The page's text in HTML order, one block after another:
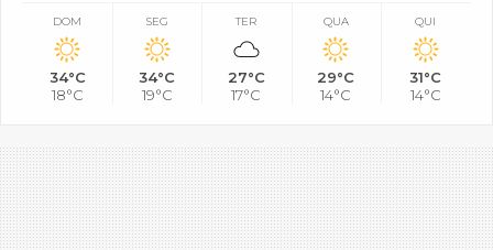
DOM
34°C
18°C
SEG
34°C
19°C
TER
27°C
17°C
QUA
29°C
14°C
QUI
31°C
14°C